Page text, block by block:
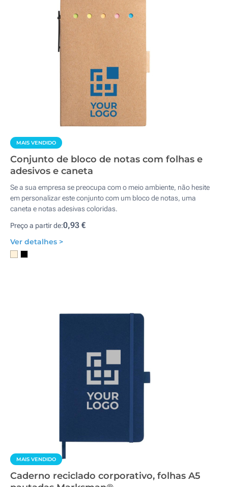
MAIS VENDIDO
Conjunto de bloco de notas com folhas e
adesivos e caneta
Se a sua empresa se preocupa com o meio ambiente, não hesite
em personalizar este conjunto com um bloco de notas, uma
caneta e notas adesivas coloridas.
Preço a partir de:0,93 €
Ver detalhes >
MAIS VENDIDO
Caderno reciclado corporativo, folhas A5